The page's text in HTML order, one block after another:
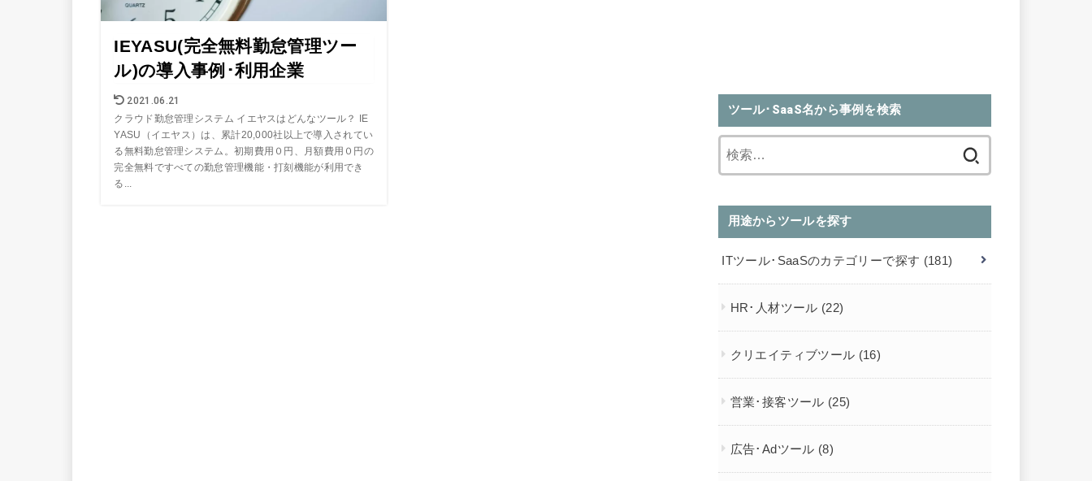
IEYASU(完全無料勤怠管理ツー
ル)の導入事例･利用企業
2021.06.21
クラウド勤怠管理システム イエヤスはどんなツール？ IE
YASU（イエヤス）は、累計20,000社以上で導入されてい
る無料勤怠管理システム。初期費用０円、月額費用０円の
完全無料ですべての勤怠管理機能・打刻機能が利用でき
る...
ツール･SaaS名から事例を検索
用途からツールを探す
ITツール･SaaSのカテゴリーで探す (181)
HR･人材ツール (22)
クリエイティブツール (16)
営業･接客ツール (25)
広告･Adツール (8)